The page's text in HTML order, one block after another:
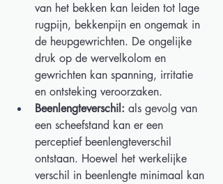
van het bekken kan leiden tot lage
rugpijn, bekkenpijn en ongemak in
de heupgewrichten. De ongelijke
druk op de wervelkolom en
gewrichten kan spanning, irritatie
en ontsteking veroorzaken.
Beenlengteverschil: als gevolg van
een scheefstand kan er een
perceptief beenlengteverschil
ontstaan. Hoewel het werkelijke
verschil in beenlengte minimaal kan